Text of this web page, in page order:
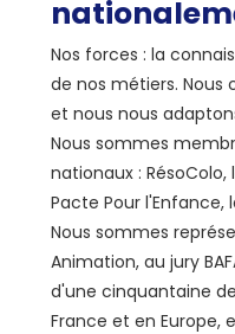
Nos forces : la
de nos métiers.
et nous nous
Nous sommes
nationaux : RésoColo,
Pacte Pour l'Enfance,
Nous sommes
Animation, au jury
d'une cinquantaine
France et en Europe,